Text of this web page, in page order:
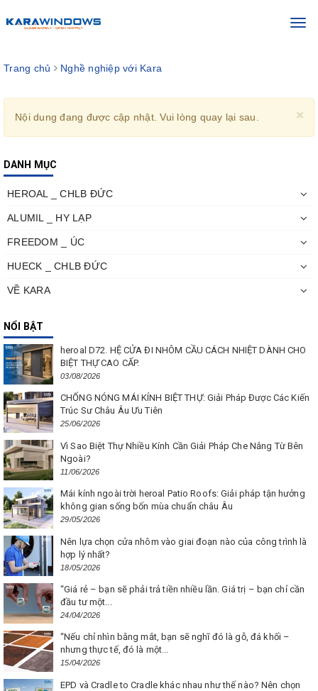
Trang chủ Nghề nghiệp với Kara
×
Nội dung đang được cập nhật. Vui lòng quay lại sau.
DANH MỤC
HEROAL _ CHLB ĐỨC
ALUMIL _ HY LẠP
FREEDOM _ ÚC
HUECK _ CHLB ĐỨC
VỀ KARA
NỔI BẬT
heroal D72. HỆ CỬA ĐI NHÔM CẦU CÁCH NHIỆT DÀNH CHO
BIỆT THỰ CAO CẤP.
03/08/2026
CHỐNG NÓNG MÁI KÍNH BIỆT THỰ: Giải Pháp Được Các Kiến
Trúc Sư Châu Âu Ưu Tiên
25/06/2026
Vì Sao Biệt Thự Nhiều Kính Cần Giải Pháp Che Nắng Từ Bên
Ngoài?
11/06/2026
Mái kính ngoài trời heroal Patio Roofs: Giải pháp tận hưởng
không gian sống bốn mùa chuẩn châu Âu
29/05/2026
Nên lựa chọn cửa nhôm vào giai đoạn nào của công trình là
hợp lý nhất?
18/05/2026
“Giá rẻ – bạn sẽ phải trả tiền nhiều lần. Giá trị – bạn chỉ cần
đầu tư một...
24/04/2026
“Nếu chỉ nhìn bằng mắt, bạn sẽ nghĩ đó là gỗ, đá khối –
nhưng thực tế, đó là một...
15/04/2026
EPD và Cradle to Cradle khác nhau như thế nào? Nên chọn